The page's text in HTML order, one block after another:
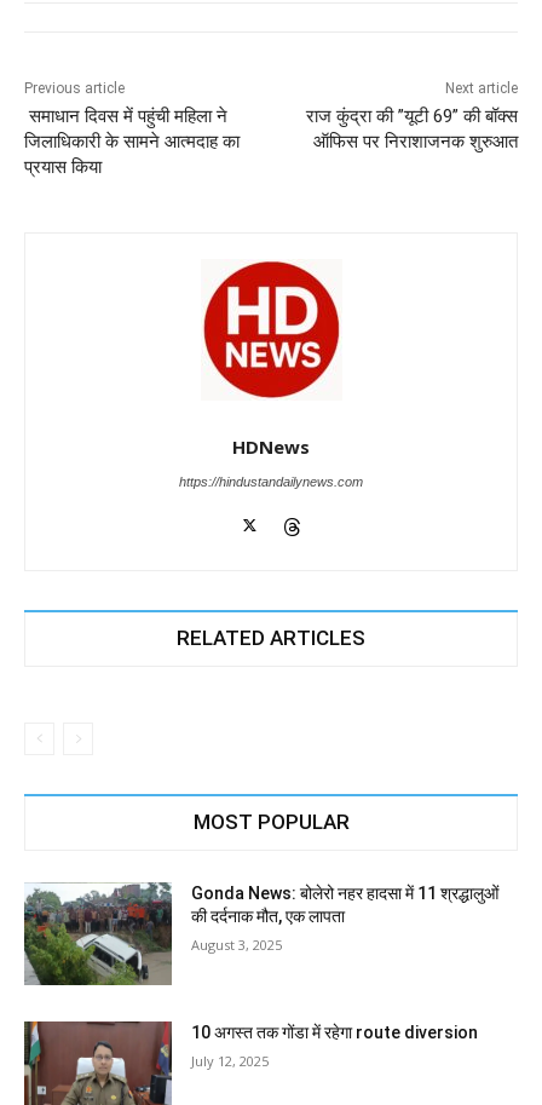
o
o
k
p
p
n
m
Previous article
समाधान दिवस में पहुंची महिला ने
जिलाधिकारी के सामने आत्मदाह का
प्रयास किया
Next article
राज कुंद्रा की ”यूटी 69” की बॉक्स
ऑफिस पर निराशाजनक शुरुआत
HDNews
https://hindustandailynews.com
RELATED ARTICLES
MOST POPULAR
Gonda News: बोलेरो नहर हादसा में 11 श्रद्धालुओं
की दर्दनाक मौत, एक लापता
August 3, 2025
10 अगस्त तक गोंडा में रहेगा route diversion
July 12, 2025